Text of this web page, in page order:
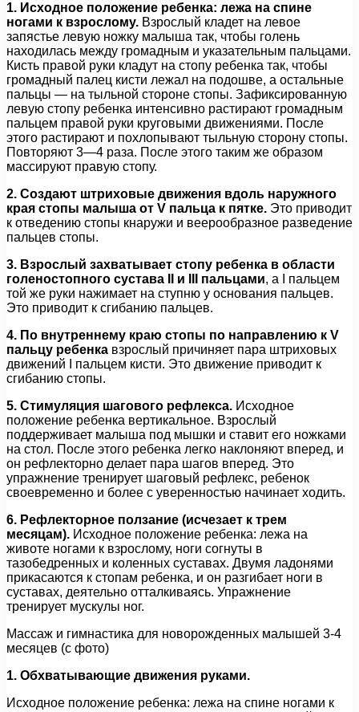
1. Исходное положение ребенка: лежа на спине
ногами к взрослому. Взрослый кладет на левое
запястье левую ножку малыша так, чтобы голень
находилась между громадным и указательным пальцами.
Кисть правой руки кладут на стопу ребенка так, чтобы
громадный палец кисти лежал на подошве, а остальные
пальцы — на тыльной стороне стопы. Зафиксированную
левую стопу ребенка интенсивно растирают громадным
пальцем правой руки круговыми движениями. После
этого растирают и похлопывают тыльную сторону стопы.
Повторяют 3—4 раза. После этого таким же образом
массируют правую стопу.
2. Создают штриховые движения вдоль наружного
края стопы малыша от V пальца к пятке. Это приводит
к отведению стопы кнаружи и веерообразное разведение
пальцев стопы.
3. Взрослый захватывает стопу ребенка в области
голеностопного сустава II и III пальцами, а I пальцем
той же руки нажимает на ступню у основания пальцев.
Это приводит к сгибанию пальцев.
4. По внутреннему краю стопы по направлению к V
пальцу ребенка взрослый причиняет пара штриховых
движений I пальцем кисти. Это движение приводит к
сгибанию стопы.
5. Стимуляция шагового рефлекса. Исходное
положение ребенка вертикальное. Взрослый
поддерживает малыша под мышки и ставит его ножками
на стол. После этого ребенка легко наклоняют вперед, и
он рефлекторно делает пара шагов вперед. Это
упражнение тренирует шаговый рефлекс, ребенок
своевременно и более с уверенностью начинает ходить.
6. Рефлекторное ползание (исчезает к трем
месяцам). Исходное положение ребенка: лежа на
животе ногами к взрослому, ноги согнуты в
тазобедренных и коленных суставах. Двумя ладонями
прикасаются к стопам ребенка, и он разгибает ноги в
суставах, деятельно отталкиваясь. Упражнение
тренирует мускулы ног.
Массаж и гимнастика для новорожденных малышей 3-4
месяцев (с фото)
1. Обхватывающие движения руками.
Исходное положение ребенка: лежа на спине ногами к